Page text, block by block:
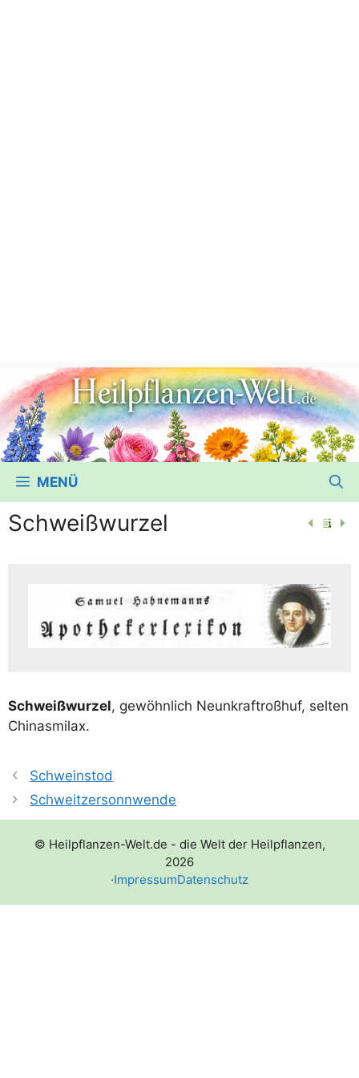
MENÜ
Schweißwurzel
Schweiß­wur­zel, gewöhn­lich Neun­kraftroß­huf, sel­ten
Chinasmilax.
Schweinstod
Schweitzersonnwende
© Heilpflanzen-Welt.de - die Welt der Heilpflanzen,
2026
·ImpressumDatenschutz